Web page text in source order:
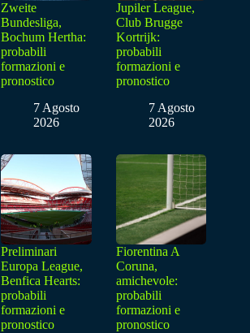
Zweite
Bundesliga,
Bochum Hertha:
probabili
formazioni e
pronostico
7 Agosto
2026
Jupiler League,
Club Brugge
Kortrijk:
probabili
formazioni e
pronostico
7 Agosto
2026
Preliminari
Europa League,
Benfica Hearts:
probabili
formazioni e
pronostico
Fiorentina A
Coruna,
amichevole:
probabili
formazioni e
pronostico